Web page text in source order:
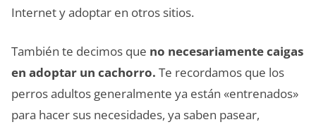
Internet y adoptar en otros sitios.
También te decimos que no necesariamente caigas
en adoptar un cachorro. Te recordamos que los
perros adultos generalmente ya están «entrenados»
para hacer sus necesidades, ya saben pasear,